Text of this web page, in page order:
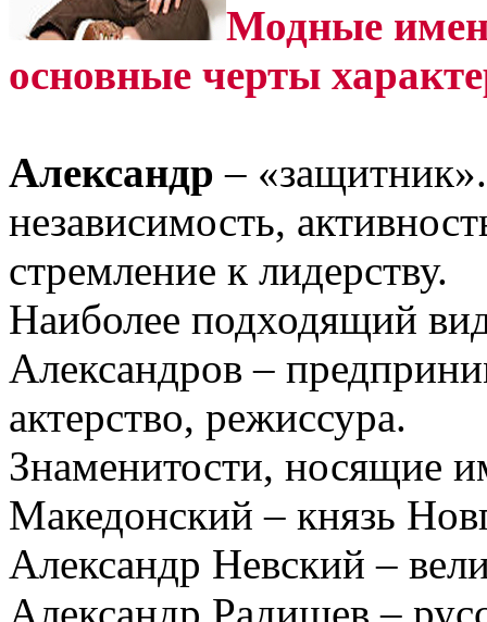
Модные
основные черты
Александр –
независимость,
стремление к лидерству.
Наиболее подходящий
Александров –
актерство, режиссура.
Знаменитости, носящие
Македонский – князь
Александр Невский –
Александр Радищев –